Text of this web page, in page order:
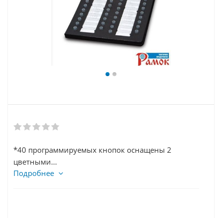
*40 программируемых кнопок оснащены 2
цветными...
Подробнее